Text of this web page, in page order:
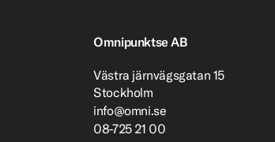
Omnipunktse AB
Västra järnvägsgatan 15
Stockholm
info@omni.se
08-725 21 00